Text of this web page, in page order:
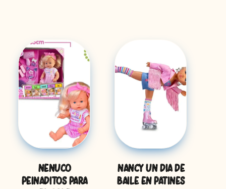
NENUCO
PEINADITOS PARA
NANCY UN DIA DE
BAILE EN PATINES